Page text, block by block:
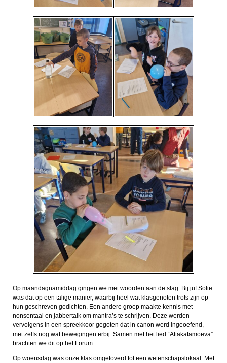
Op maandagnamiddag gingen we met woorden aan de slag. Bij juf Sofie
was dat op een talige manier, waarbij heel wat klasgenoten trots zijn op
hun geschreven gedichten. Een andere groep maakte kennis met
nonsentaal en jabbertalk om mantra’s te schrijven. Deze werden
vervolgens in een spreekkoor gegoten dat in canon werd ingeoefend,
met zelfs nog wat bewegingen erbij. Samen met het lied “Attakatamoeva”
brachten we dit op het Forum.
Op woensdag was onze klas omgetoverd tot een wetenschapslokaal. Met